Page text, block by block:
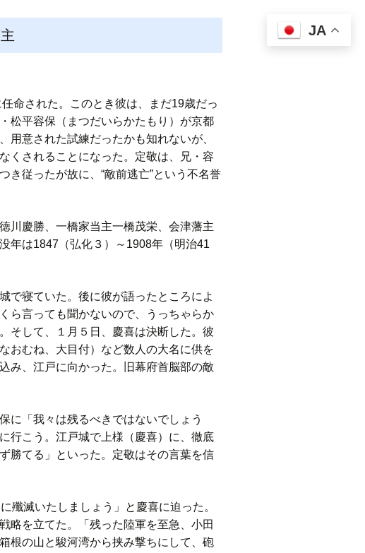
命された。このとき彼は、まだ19歳だっ
松平容保（まつだいらかたもり）が京都
意された試練だったかも知れないが、
くされることになった。定敬は、兄・容
従ったが故に、“敵前逃亡”という不名誉
川慶勝、一橋家当主一橋茂栄、会津藩主
年は1847（弘化３）～1908年（明治41
で寝ていた。後に彼が語ったところによ
ら言っても聞かないので、うっちゃらか
そして、１月５日、慶喜は決断した。彼
おむね、大目付）など数人の大名に供を
み、江戸に向かった。旧幕府首脳部の敵
に「我々は残るべきではないでしょう
行こう。江戸城で上様（慶喜）に、徹底
勝てる」といった。定敬はその言葉を信
滅いたしましょう」と慶喜に迫った。
略を立てた。「残った陸軍を至急、小田
根の山と駿河湾から挟み撃ちにして、砲
JA